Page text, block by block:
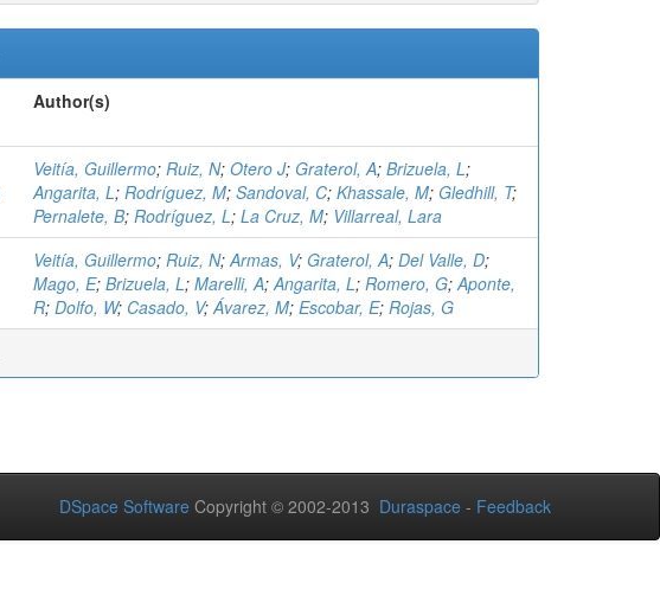
Author(s)
Veitía, Guillermo; Ruiz, N; Otero J; Graterol, A; Brizuela, L;
Angarita, L; Rodríguez, M; Sandoval, C; Khassale, M; Gledhill, T;
Pernalete, B; Rodríguez, L; La Cruz, M; Villarreal, Lara
Veitía, Guillermo; Ruiz, N;Armas, V; Graterol, A; Del Valle, D;
Mago, E; Brizuela, L; Marelli, A;Angarita, L; Romero, G;Aponte,
R; Dolfo, W; Casado, V;Ávarez, M; Escobar, E; Rojas, G
DSpace Software Copyright © 2002-2013 Duraspace - Feedback